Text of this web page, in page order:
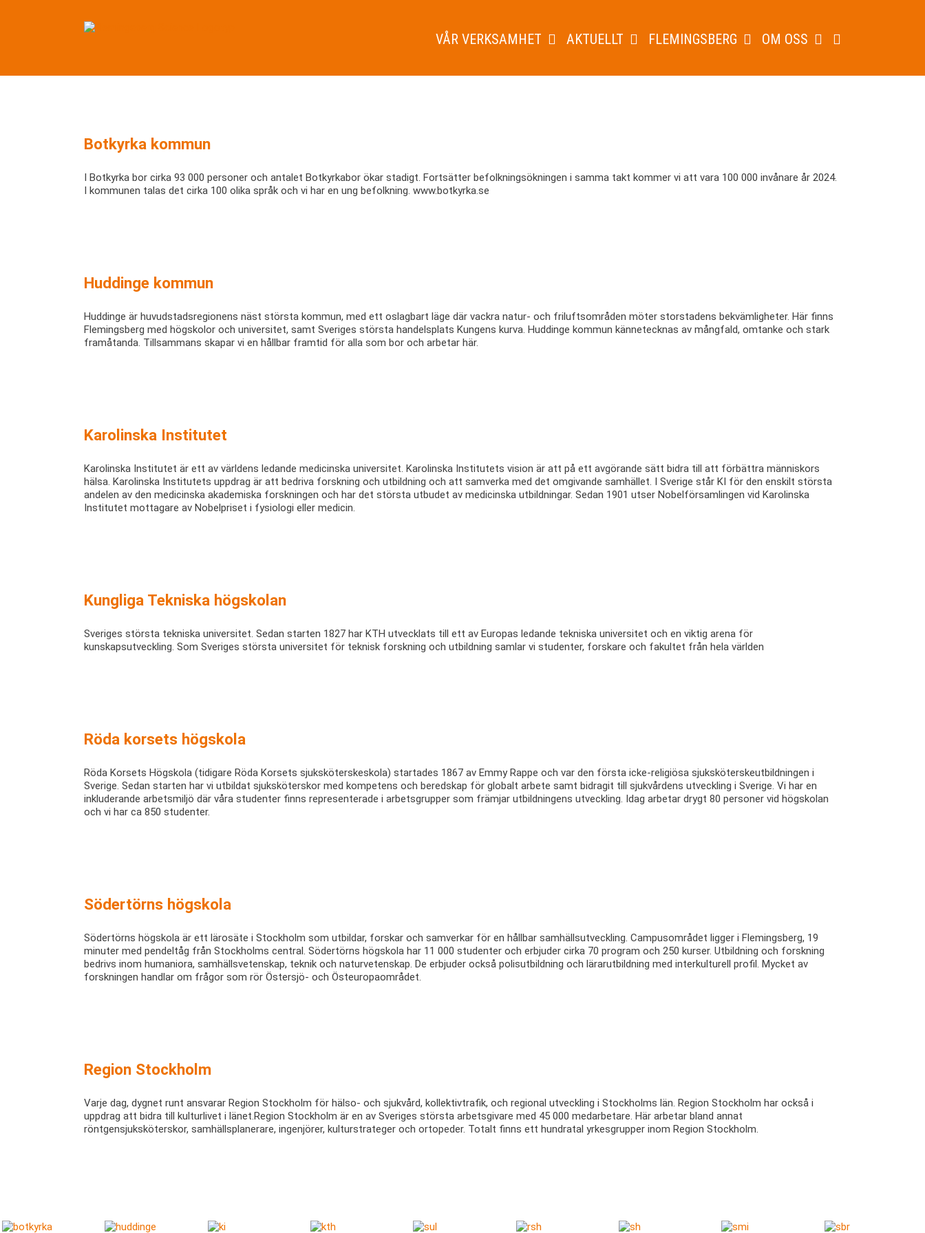
VÅR VERKSAMHET AKTUELLT FLEMINGSBERG OM OSS
Botkyrka kommun
I Botkyrka bor cirka 93 000 personer och antalet Botkyrkabor ökar stadigt. Fortsätter befolkningsökningen i samma takt kommer vi att vara 100 000 invånare år 2024.
I kommunen talas det cirka 100 olika språk och vi har en ung befolkning. www.botkyrka.se
Huddinge kommun
Huddinge är huvudstadsregionens näst största kommun, med ett oslagbart läge där vackra natur- och friluftsområden möter storstadens bekvämligheter. Här finns
Flemingsberg med högskolor och universitet, samt Sveriges största handelsplats Kungens kurva. Huddinge kommun kännetecknas av mångfald, omtanke och stark
framåtanda. Tillsammans skapar vi en hållbar framtid för alla som bor och arbetar här.
Karolinska Institutet
Karolinska Institutet är ett av världens ledande medicinska universitet. Karolinska Institutets vision är att på ett avgörande sätt bidra till att förbättra människors
hälsa. Karolinska Institutets uppdrag är att bedriva forskning och utbildning och att samverka med det omgivande samhället. I Sverige står KI för den enskilt största
andelen av den medicinska akademiska forskningen och har det största utbudet av medicinska utbildningar. Sedan 1901 utser Nobelförsamlingen vid Karolinska
Institutet mottagare av Nobelpriset i fysiologi eller medicin.
Kungliga Tekniska högskolan
Sveriges största tekniska universitet. Sedan starten 1827 har KTH utvecklats till ett av Europas ledande tekniska universitet och en viktig arena för
kunskapsutveckling. Som Sveriges största universitet för teknisk forskning och utbildning samlar vi studenter, forskare och fakultet från hela världen
Röda korsets högskola
Röda Korsets Högskola (tidigare Röda Korsets sjuksköterskeskola) startades 1867 av Emmy Rappe och var den första icke-religiösa sjuksköterskeutbildningen i
Sverige. Sedan starten har vi utbildat sjuksköterskor med kompetens och beredskap för globalt arbete samt bidragit till sjukvårdens utveckling i Sverige. Vi har en
inkluderande arbetsmiljö där våra studenter finns representerade i arbetsgrupper som främjar utbildningens utveckling. Idag arbetar drygt 80 personer vid högskolan
och vi har ca 850 studenter.
Södertörns högskola
Södertörns högskola är ett lärosäte i Stockholm som utbildar, forskar och samverkar för en hållbar samhällsutveckling. Campusområdet ligger i Flemingsberg, 19
minuter med pendeltåg från Stockholms central. Södertörns högskola har 11 000 studenter och erbjuder cirka 70 program och 250 kurser. Utbildning och forskning
bedrivs inom humaniora, samhällsvetenskap, teknik och naturvetenskap. De erbjuder också polisutbildning och lärarutbildning med interkulturell profil. Mycket av
forskningen handlar om frågor som rör Östersjö- och Östeuropaområdet.
Region Stockholm
Varje dag, dygnet runt ansvarar Region Stockholm för hälso- och sjukvård, kollektivtrafik, och regional utveckling i Stockholms län. Region Stockholm har också i
uppdrag att bidra till kulturlivet i länet.Region Stockholm är en av Sveriges största arbetsgivare med 45 000 medarbetare. Här arbetar bland annat
röntgensjuksköterskor, samhällsplanerare, ingenjörer, kulturstrateger och ortopeder. Totalt finns ett hundratal yrkesgrupper inom Region Stockholm.